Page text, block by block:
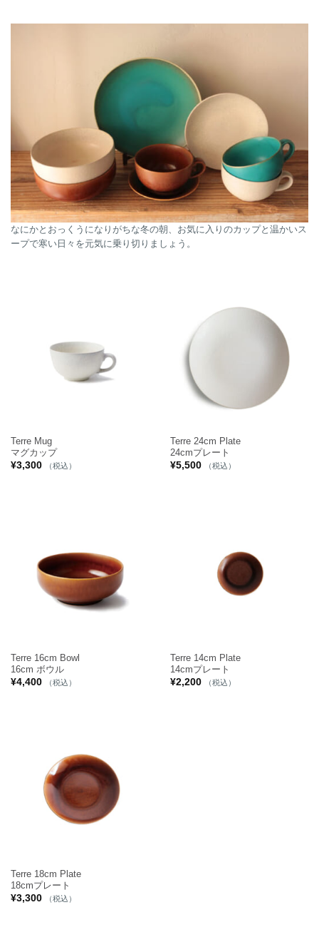
なにかとおっくうになりがちな冬の朝、お気に入りのカップと温かいス
ープで寒い日々を元気に乗り切りましょう。
Terre Mug
マグカップ
¥3,300 （税込）
Terre 24cm Plate
24cmプレート
¥5,500 （税込）
Terre 16cm Bowl
16cm ボウル
¥4,400 （税込）
Terre 14cm Plate
14cmプレート
¥2,200 （税込）
Terre 18cm Plate
18cmプレート
¥3,300 （税込）